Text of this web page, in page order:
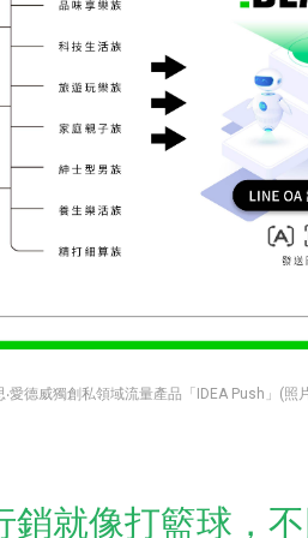
‧愛德威獨創私領域流量產品「IDEA Push」(照
銷就像打籃球，